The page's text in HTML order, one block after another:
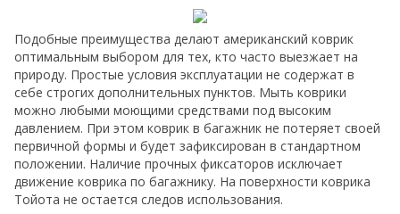
Подобные преимущества делают американский коврик
оптимальным выбором для тех, кто часто выезжает на
природу. Простые условия эксплуатации не содержат в
себе строгих дополнительных пунктов. Мыть коврики
можно любыми моющими средствами под высоким
давлением. При этом коврик в багажник не потеряет своей
первичной формы и будет зафиксирован в стандартном
положении. Наличие прочных фиксаторов исключает
движение коврика по багажнику. На поверхности коврика
Тойота не остается следов использования.